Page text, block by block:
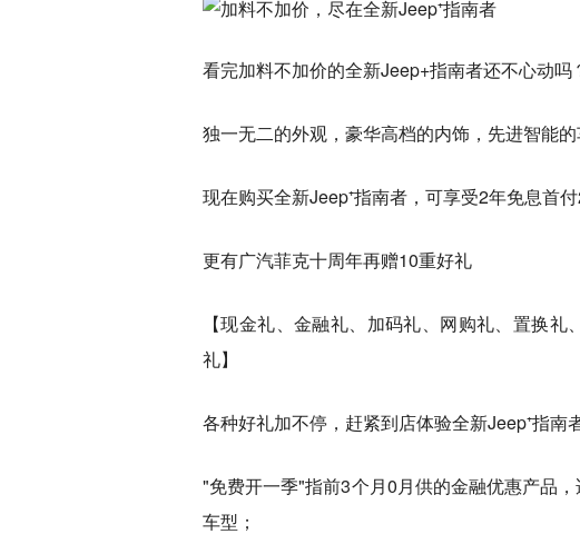
看完加料不加价的全新Jeep+指南者还不心动吗
独一无二的外观，豪华高档的内饰，先进智能的
现在购买全新Jeep⁺指南者，可享受2年免息首
更有广汽菲克十周年再赠10重好礼
【现金礼、金融礼、加码礼、网购礼、置换
礼】
各种好礼加不停，赶紧到店体验全新Jeep⁺指南者
"免费开一季"指前3个月0月供的金融优惠产品
车型；